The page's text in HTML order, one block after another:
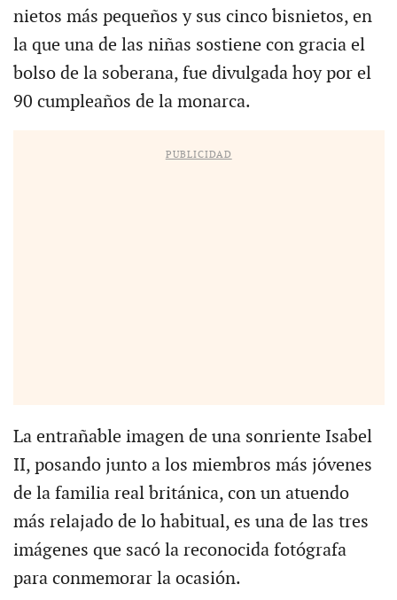
nietos más pequeños y sus cinco bisnietos, en
la que una de las niñas sostiene con gracia el
bolso de la soberana, fue divulgada hoy por el
90 cumpleaños de la monarca.
PUBLICIDAD
La entrañable imagen de una sonriente Isabel
II, posando junto a los miembros más jóvenes
de la familia real británica, con un atuendo
más relajado de lo habitual, es una de las tres
imágenes que sacó la reconocida fotógrafa
para conmemorar la ocasión.